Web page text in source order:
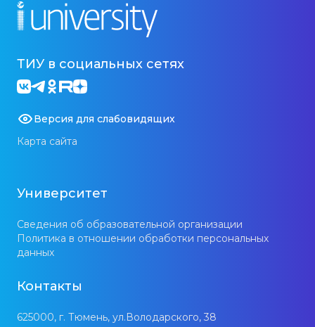
ТИУ в социальных сетях
Версия для слабовидящих
Карта сайта
Университет
Сведения об образовательной организации
Политика в отношении обработки персональных
данных
Контакты
625000, г. Тюмень, ул.Володарского, 38